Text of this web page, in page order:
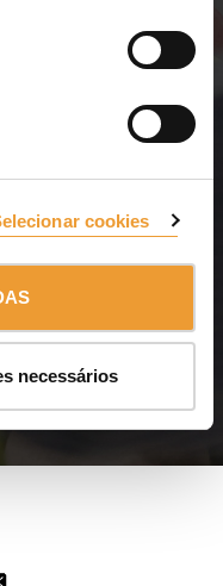
cookies
necessários
a disponibilidade dos
serviços em seu país.